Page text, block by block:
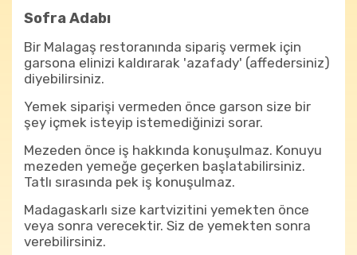
Sofra Adabı
Bir Malagaş restoranında sipariş vermek için
garsona elinizi kaldırarak 'azafady' (affedersiniz)
diyebilirsiniz.
Yemek siparişi vermeden önce garson size bir
şey içmek isteyip istemediğinizi sorar.
Mezeden önce iş hakkında konuşulmaz. Konuyu
mezeden yemeğe geçerken başlatabilirsiniz.
Tatlı sırasında pek iş konuşulmaz.
Madagaskarlı size kartvizitini yemekten önce
veya sonra verecektir. Siz de yemekten sonra
verebilirsiniz.